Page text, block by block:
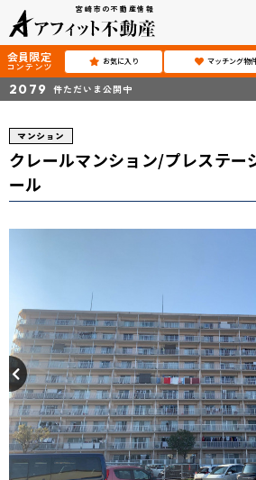
宮崎市の不動産情報
会員限定
コンテンツ お気に入り マッチング物
2079 件ただいま公開中
マンション
クレールマンション/プレステー
ール